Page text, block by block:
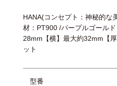
HANA(コンセプト：神秘的な
材：PT900 /パープルゴール
28mm【横】最大約32mm【
ット
型番